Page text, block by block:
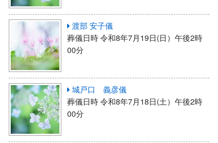
渡部 安子儀
葬儀日時 令和8年7月19日(日）午後2時
00分
城戸口 義彦儀
葬儀日時 令和8年7月18日(土）午後2時
00分